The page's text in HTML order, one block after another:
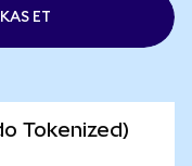
ET
Tokenized)